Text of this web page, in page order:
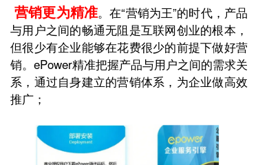
营销更为精准。在“营销为王”的时代，产品
与用户之间的畅通无阻是互联网创业的根本，
但很少有企业能够在花费很少的前提下做好营
销。ePower精准把握产品与用户之间的需求关
系，通过自身建立的营销体系，为企业做高效
推广；